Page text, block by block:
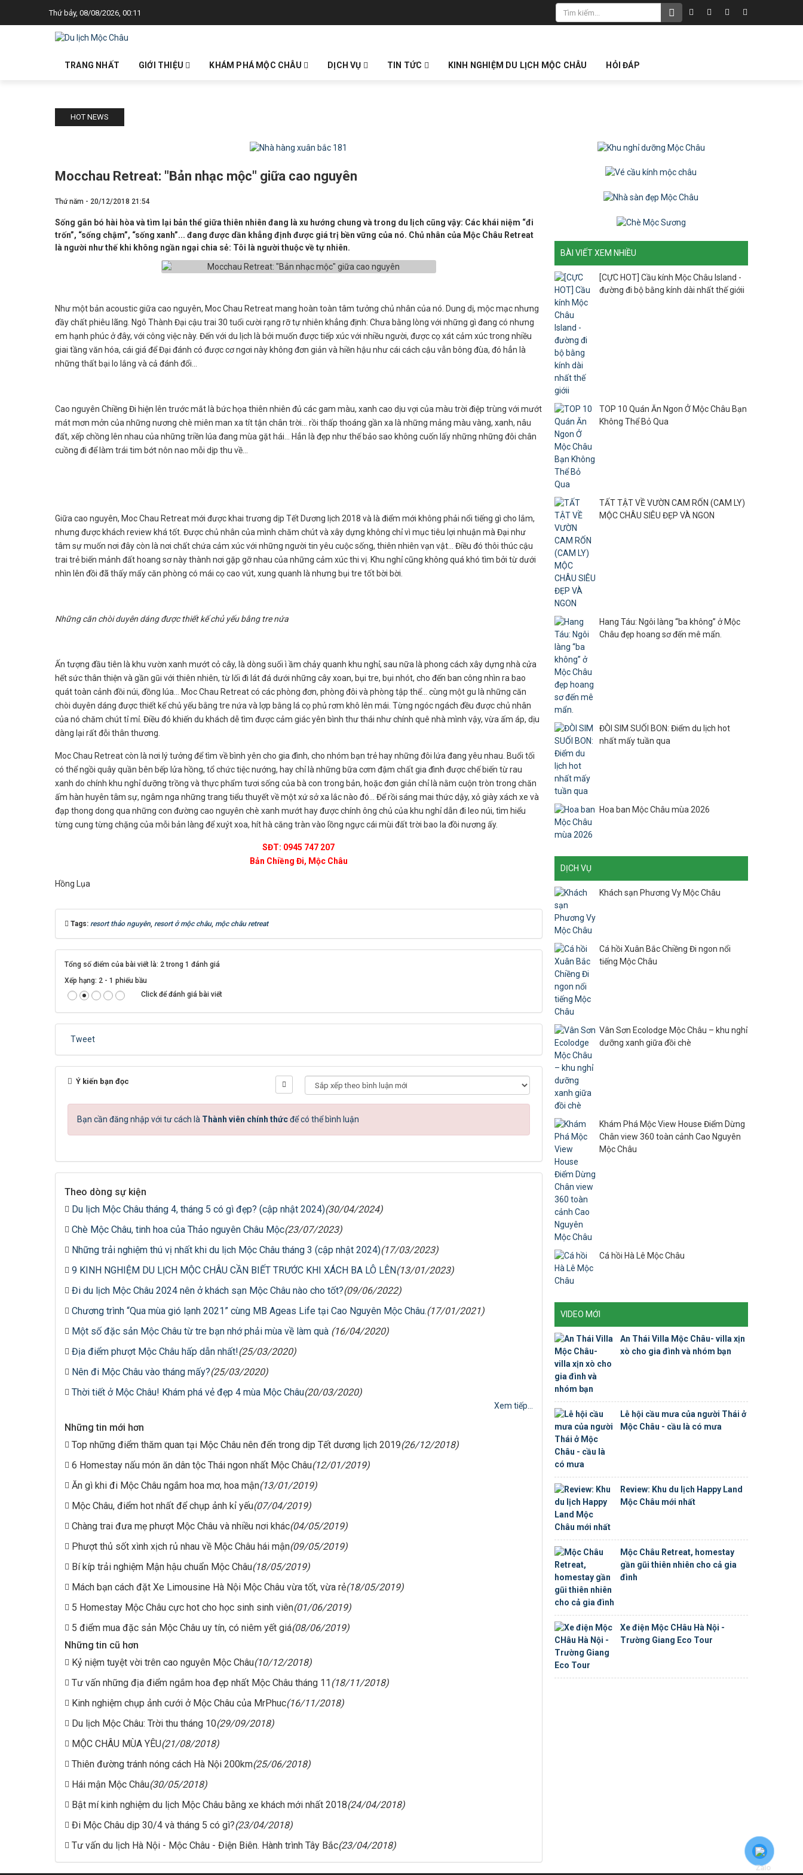
Thứ bảy, 08/08/2026, 00:11
TRANG NHẤT GIỚI THIỆU KHÁM PHÁ MỘC CHÂU DỊCH VỤ TIN TỨC KINH NGHIỆM DU LỊCH MỘC CHÂU HỎI ĐÁP
HOT NEWS
Mocchau Retreat: "Bản nhạc mộc" giữa cao nguyên
Thứ năm - 20/12/2018 21:54
Sống gắn bó hài hòa và tìm lại bản thể giữa thiên nhiên đang là xu hướng chung và trong du lịch cũng vậy: Các khái niệm “đi
trốn”, “sống chậm”, “sống xanh”... đang được dần khẳng định được giá trị bền vững của nó. Chủ nhân của Mộc Châu Retreat
là người như thế khi không ngần ngại chia sẻ: Tôi là người thuộc về tự nhiên.
Như một bản acoustic giữa cao nguyên, Moc Chau Retreat mang hoàn toàn tâm tưởng chủ nhân của nó. Dung dị, mộc mạc nhưng
đầy chất phiêu lãng. Ngô Thành Đại cậu trai 30 tuổi cười rạng rỡ tự nhiên khẳng định: Chưa bằng lòng với những gì đang có nhưng
em hạnh phúc ở đây, với công việc này. Đến với du lịch là bởi muốn được tiếp xúc với nhiều người, được cọ xát cảm xúc trong nhiều
giai tầng văn hóa, cái giá để Đại đánh có được cơ ngơi này không đơn giản và hiền hậu như cái cách cậu vẫn bông đùa, đó hẳn là
những thất bại lo lắng và cả đánh đổi...
Cao nguyên Chiềng Đi hiện lên trước mắt là bức họa thiên nhiên đủ các gam màu, xanh cao dịu vợi của màu trời điệp trùng với mướt
mát mơn mởn của những nương chè miên man xa tít tận chân trời... rồi thấp thoáng gần xa là những mảng màu vàng, xanh, nâu
đất, xếp chồng lên nhau của những triền lúa đang mùa gặt hái... Hẳn là đẹp như thế bảo sao không cuốn lấy những những đôi chân
cuồng đi để làm trái tim bớt nôn nao mỗi dịp thu về...
Giữa cao nguyên, Moc Chau Retreat mới được khai trương dịp Tết Dương lịch 2018 và là điểm mới không phải nổi tiếng gì cho lắm,
nhưng được khách review khá tốt. Được chủ nhân của mình chăm chút và xây dựng không chỉ vì mục tiêu lợi nhuận mà Đại như
tâm sự muốn nơi đây còn là nơi chất chứa cảm xúc với những người tin yêu cuộc sống, thiên nhiên vạn vật... Điều đó thôi thúc cậu
trai trẻ biến mảnh đất hoang sơ này thành nơi gặp gỡ nhau của những cảm xúc thi vị. Khu nghỉ cũng không quá khó tìm bởi từ dưới
nhìn lên đồi đã thấy mấy căn phòng có mái cọ cao vút, xung quanh là nhưng bụi tre tốt bời bời.
Những căn chòi duyên dáng được thiết kế chủ yếu bằng tre nứa
Ấn tượng đầu tiên là khu vườn xanh mướt cỏ cây, là dòng suối ì ầm chảy quanh khu nghỉ, sau nữa là phong cách xây dựng nhà cửa
hết sức thân thiện và gần gũi với thiên nhiên, từ lối đi lát đá dưới những cây xoan, bụi tre, bụi nhót, cho đến ban công nhìn ra bao
quát toàn cảnh đồi núi, đồng lúa… Moc Chau Retreat có các phòng đơn, phòng đôi và phòng tập thể... cùng một gu là những căn
chòi duyên dáng được thiết kế chủ yếu bằng tre nứa và lợp bằng lá cọ phủ rơm khô lên mái. Từng ngóc ngách đều được chủ nhân
của nó chăm chút tỉ mỉ. Điều đó khiến du khách dễ tìm được cảm giác yên bình thư thái như chính quê nhà mình vậy, vừa ấm áp, dịu
dàng lại rất đỗi thân thương.
Moc Chau Retreat còn là nơi lý tưởng để tìm về bình yên cho gia đình, cho nhóm bạn trẻ hay những đôi lứa đang yêu nhau. Buổi tối
có thể ngồi quây quần bên bếp lửa hồng, tổ chức tiệc nướng, hay chỉ là những bữa cơm đậm chất gia đình được chế biến từ rau
xanh do chính khu nghỉ dưỡng trồng và thực phẩm tươi sống của bà con trong bản, hoặc đơn giản chỉ là nằm cuộn tròn trong chăn
ấm hàn huyên tâm sự, ngâm nga những trang tiểu thuyết về một xứ sở xa lắc nào đó... Để rồi sáng mai thức dậy, xỏ giày xách xe và
đạp thong dong qua những con đường cao nguyên chè xanh mướt hay được chính ông chủ của khu nghỉ dẫn đi leo núi, tìm hiểu
từng cung từng chặng của mỗi bản làng để xuýt xoa, hít hà căng tràn vào lồng ngực cái mùi đất trời bao la đồi nương ấy.
SĐT: 0945 747 207
Bản Chiềng Đi, Mộc Châu
Hồng Lụa
Tags: resort thảo nguyên, resort ở mộc châu, mộc châu retreat
Tổng số điểm của bài viết là: 2 trong 1 đánh giá
Xếp hạng: 2 - 1 phiếu bầu
Click để đánh giá bài viết
Tweet
Ý kiến bạn đọc
Bạn cần đăng nhập với tư cách là Thành viên chính thứcđể có thể bình luận
Theo dòng sự kiện
Du lịch Mộc Châu tháng 4, tháng 5 có gì đẹp? (cập nhật 2024)(30/04/2024)
Chè Mộc Châu, tinh hoa của Thảo nguyên Châu Mộc(23/07/2023)
Những trải nghiệm thú vị nhất khi du lịch Mộc Châu tháng 3 (cập nhật 2024)(17/03/2023)
9 KINH NGHIỆM DU LỊCH MỘC CHÂU CẦN BIẾT TRƯỚC KHI XÁCH BA LÔ LÊN(13/01/2023)
Đi du lịch Mộc Châu 2024 nên ở khách sạn Mộc Châu nào cho tốt?(09/06/2022)
Chương trình “Qua mùa gió lạnh 2021” cùng MB Ageas Life tại Cao Nguyên Mộc Châu.(17/01/2021)
Một số đặc sản Mộc Châu từ tre bạn nhớ phải mùa về làm quà (16/04/2020)
Địa điểm phượt Mộc Châu hấp dẫn nhất!(25/03/2020)
Nên đi Mộc Châu vào tháng mấy?(25/03/2020)
Thời tiết ở Mộc Châu! Khám phá vẻ đẹp 4 mùa Mộc Châu(20/03/2020)
Xem tiếp...
Những tin mới hơn
Top những điểm thăm quan tại Mộc Châu nên đến trong dịp Tết dương lịch 2019(26/12/2018)
6 Homestay nấu món ăn dân tộc Thái ngon nhất Mộc Châu(12/01/2019)
Ăn gì khi đi Mộc Châu ngắm hoa mơ, hoa mận(13/01/2019)
Mộc Châu, điểm hot nhất để chụp ảnh kỉ yếu(07/04/2019)
Chàng trai đưa mẹ phượt Mộc Châu và nhiều nơi khác(04/05/2019)
Phượt thủ sốt xình xịch rủ nhau về Mộc Châu hái mận(09/05/2019)
Bí kíp trải nghiệm Mận hậu chuẩn Mộc Châu(18/05/2019)
Mách bạn cách đặt Xe Limousine Hà Nội Mộc Châu vừa tốt, vừa rẻ(18/05/2019)
5 Homestay Mộc Châu cực hot cho học sinh sinh viên(01/06/2019)
5 điểm mua đặc sản Mộc Châu uy tín, có niêm yết giá(08/06/2019)
Những tin cũ hơn
Kỷ niệm tuyệt vời trên cao nguyên Mộc Châu(10/12/2018)
Tư vấn những địa điểm ngắm hoa đẹp nhất Mộc Châu tháng 11 (18/11/2018)
Kinh nghiệm chụp ảnh cưới ở Mộc Châu của MrPhuc(16/11/2018)
Du lịch Mộc Châu: Trời thu tháng 10(29/09/2018)
MỘC CHÂU MÙA YÊU(21/08/2018)
Thiên đường tránh nóng cách Hà Nội 200km(25/06/2018)
Hái mận Mộc Châu(30/05/2018)
Bật mí kinh nghiệm du lịch Mộc Châu bằng xe khách mới nhất 2018(24/04/2018)
Đi Mộc Châu dịp 30/4 và tháng 5 có gì?(23/04/2018)
Tư vấn du lịch Hà Nội - Mộc Châu - Điện Biên. Hành trình Tây Bắc(23/04/2018)
BÀI VIẾT XEM NHIỀU
[CỰC HOT] Cầu kính Mộc Châu Island -
đường đi bộ bằng kính dài nhất thế giớii
TOP 10 Quán Ăn Ngon Ở Mộc Châu Bạn
Không Thể Bỏ Qua
TẤT TẬT VỀ VƯỜN CAM RỐN (CAM LY)
MỘC CHÂU SIÊU ĐẸP VÀ NGON
Hang Táu: Ngôi làng “ba không” ở Mộc
Châu đẹp hoang sơ đến mê mẩn.
ĐÒI SIM SUỐI BON: Điểm du lịch hot
nhất mấy tuần qua
Hoa ban Mộc Châu mùa 2026
DỊCH VỤ
Khách sạn Phương Vy Mộc Châu
Cá hồi Xuân Bắc Chiềng Đi ngon nổi
tiếng Mộc Châu
Vân Sơn Ecolodge Mộc Châu – khu nghỉ
dưỡng xanh giữa đồi chè
Khám Phá Mộc View House Điểm Dừng
Chân view 360 toàn cảnh Cao Nguyên
Mộc Châu
Cá hồi Hà Lê Mộc Châu
VIDEO MỚI
An Thái Villa Mộc Châu- villa xịn
xò cho gia đình và nhóm bạn
Lễ hội cầu mưa của người Thái ở
Mộc Châu - cầu là có mưa
Review: Khu du lịch Happy Land
Mộc Châu mới nhất
Mộc Châu Retreat, homestay
gần gũi thiên nhiên cho cả gia
đình
Xe điện Mộc CHâu Hà Nội -
Trường Giang Eco Tour